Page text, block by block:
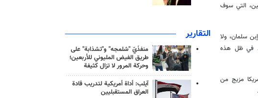
التي سوف
سلمان، ولا
في ظل هذه
مزيج من
التقارير
منفذَيّ "شلمجه" و"تشذابة" على
طريق الفيض المليوني للأربعين؛
وحركة المرور لا تزال كثيفة
آيلب: أداة أمريكية لتدريب قادة
العراق المستقبليين